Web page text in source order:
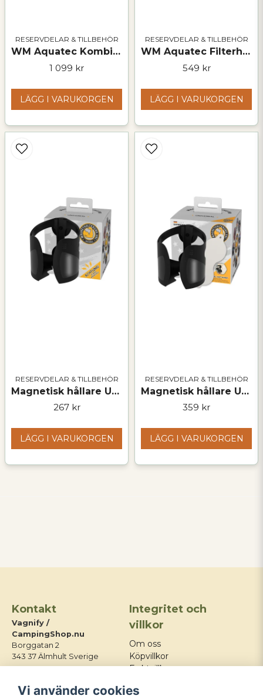
RESERVDELAR & TILLBEHÖR
WM Aquatec Kombifilter – aktivt kol och ultrafiltrering
1 099 kr
LÄGG I VARUKORGEN
RESERVDELAR & TILLBEHÖR
WM Aquatec Filterhus – storlek S
549 kr
LÄGG I VARUKORGEN
RESERVDELAR & TILLBEHÖR
Magnetisk hållare UNI – universell
267 kr
LÄGG I VARUKORGEN
RESERVDELAR & TILLBEHÖR
Magnetisk hållare UNI med Fäst-Buddy
359 kr
LÄGG I VARUKORGEN
Kontakt
Vagnify /
CampingShop.nu
Borggatan 2
343 37 Älmhult Sverige
info@campingshop.nu
Integritet och
villkor
Om oss
Köpvillkor
Fraktvillkor
Mitt konto
Vi använder cookies